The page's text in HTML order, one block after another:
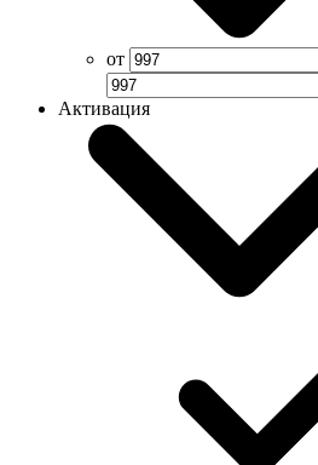
от
Активация